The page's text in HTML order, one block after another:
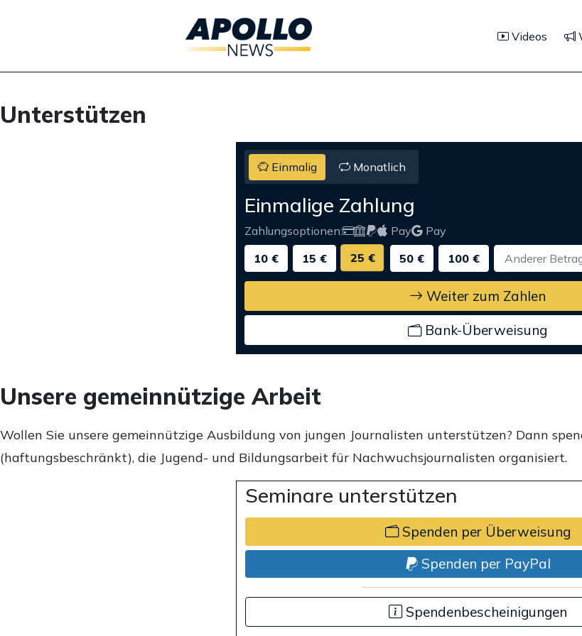
Videos
Unterstützen
Einmalig Monatlich
Einmalige Zahlung
Zahlungsoptionen: Pay
Pay
10 €
15 € 25 € 50 € 100 €
Weiter zum Zahlen
Bank-Überweisung
Unsere gemeinnützige Arbeit
Wollen Sie unsere gemeinnützige Ausbildung von jungen Journalisten unterstützen? Dann
(haftungsbeschränkt), die Jugend- und Bildungsarbeit für Nachwuchsjournalisten organisiert.
Seminare unterstützen
Spenden per Überweisung
Spenden per PayPal
Spendenbescheinigungen